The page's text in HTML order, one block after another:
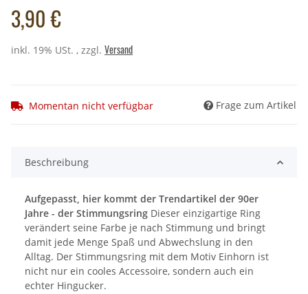
3,90 €
inkl. 19% USt. , zzgl. Versand
Momentan nicht verfügbar Frage zum Artikel
Beschreibung
Aufgepasst, hier kommt der Trendartikel der 90er
Jahre - der Stimmungsring Dieser einzigartige Ring
verändert seine Farbe je nach Stimmung und bringt
damit jede Menge Spaß und Abwechslung in den
Alltag. Der Stimmungsring mit dem Motiv Einhorn ist
nicht nur ein cooles Accessoire, sondern auch ein
echter Hingucker.